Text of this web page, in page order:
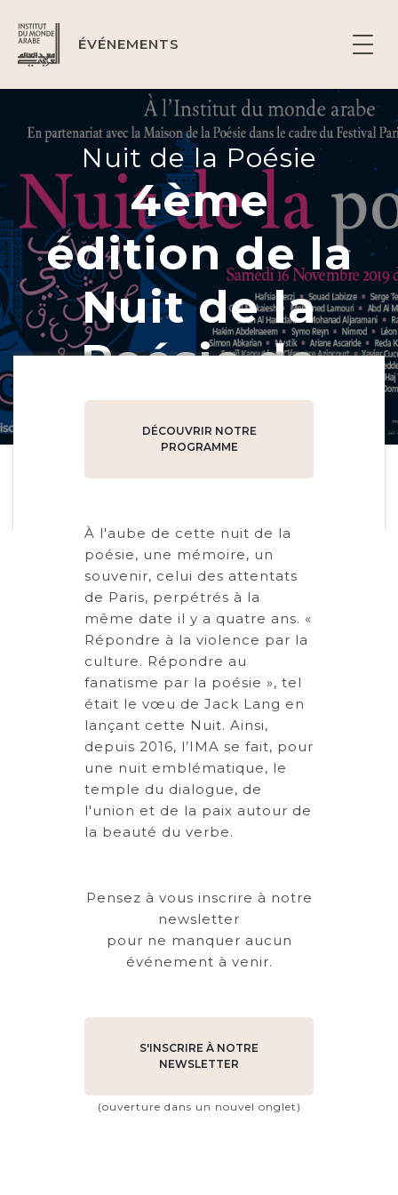
ÉVÉNEMENTS
Nuit de la Poésie
4ème
édition de la
Nuit de la
Poésie de
l'IMA - 2019
DÉCOUVRIR NOTRE
PROGRAMME
À l'aube de cette nuit de la
poésie, une mémoire, un
souvenir, celui des attentats
de Paris, perpétrés à la
même date il y a quatre ans. «
Répondre à la violence par la
culture. Répondre au
fanatisme par la poésie », tel
était le vœu de Jack Lang en
lançant cette Nuit. Ainsi,
depuis 2016, l’IMA se fait, pour
une nuit emblématique, le
temple du dialogue, de
l'union et de la paix autour de
la beauté du verbe.
Pensez à vous inscrire à notre
newsletter
pour ne manquer aucun
événement à venir.
S'INSCRIRE À NOTRE
NEWSLETTER
(ouverture dans un nouvel onglet)